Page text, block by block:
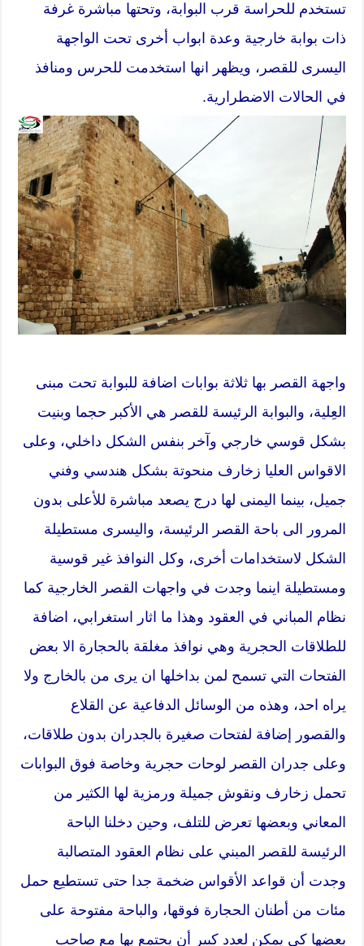
تستخدم للحراسة قرب البوابة، وتحتها مباشرة غرفة
ذات بوابة خارجية وعدة ابواب أخرى تحت الواجهة
اليسرى للقصر، ويظهر انها استخدمت للحرس ومنافذ
في الحالات الاضطرارية.
واجهة القصر بها ثلاثة بوابات اضافة للبوابة تحت مبنى
العِلية، والبوابة الرئيسة للقصر هي الأكبر حجما وبنيت
بشكل قوسي خارجي وآخر بنفس الشكل داخلي، وعلى
الاقواس العليا زخارف منحوتة بشكل هندسي وفني
جميل، بينما اليمنى لها درج يصعد مباشرة للأعلى بدون
المرور الى باحة القصر الرئيسة، واليسرى مستطيلة
الشكل لاستخدامات أخرى، وكل النوافذ غير قوسية
ومستطيلة اينما وجدت في واجهات القصر الخارجية كما
نظام المباني في العقود وهذا ما اثار استغرابي، اضافة
للطلاقات الحجرية وهي نوافذ مغلقة بالحجارة الا بعض
الفتحات التي تسمح لمن بداخلها ان يرى من بالخارج ولا
يراه احد، وهذه من الوسائل الدفاعية عن القلاع
والقصور إضافة لفتحات صغيرة بالجدران بدون طلاقات،
وعلى جدران القصر لوحات حجرية وخاصة فوق البوابات
تحمل زخارف ونقوش جميلة ورمزية لها الكثير من
المعاني وبعضها تعرض للتلف، وحين دخلنا الباحة
الرئيسة للقصر المبني على نظام العقود المتصالبة
وجدت أن قواعد الأقواس ضخمة جدا حتى تستطيع حمل
مئات من أطنان الحجارة فوقها، والباحة مفتوحة على
بعضها كي يمكن لعدد كبير أن يجتمع بها مع صاحب